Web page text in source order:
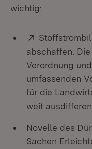
wichtig:
Extern:
abschaffen:
Verordnung
umfassenden
für die
weit
Novelle des
Sachen